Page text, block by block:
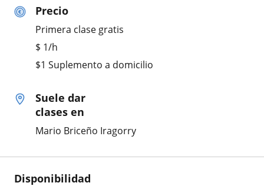
Precio
Primera clase gratis
$ 1/h
$1 Suplemento a domicilio
Suele dar
clases en
Mario Briceño Iragorry
Disponibilidad